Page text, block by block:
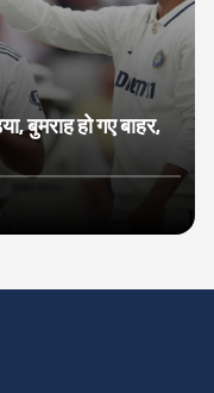
बुमराह हो गए बाहर,